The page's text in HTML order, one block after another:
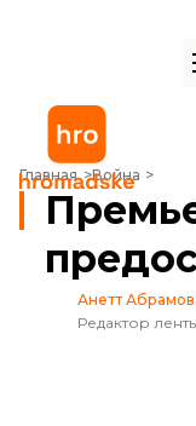
Главная Война
Премьер Норвегии
Анетт
Редактор